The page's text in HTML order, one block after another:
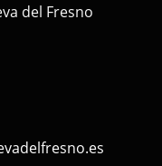
del Fresno